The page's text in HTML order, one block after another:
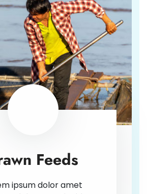
Feeds
ipsum dolor amet